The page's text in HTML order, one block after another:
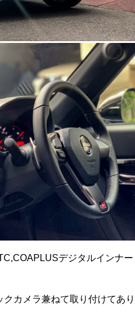
デジタルインナー
カメラ兼ねて取り付けてあり